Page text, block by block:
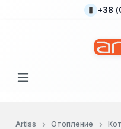
Перейти к основному
+38
Artiss Отопление